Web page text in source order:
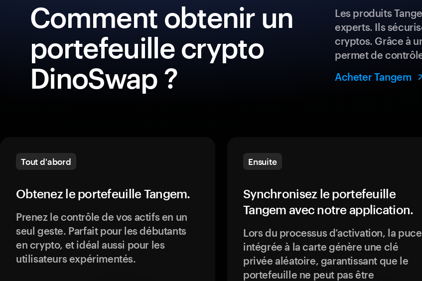
Comment obtenir un
portefeuille crypto
DinoSwap ?
Les produits
experts. Ils
cryptos. Grâce à
permet de
Acheter Tangem
Tout d'abord
Obtenez le portefeuille Tangem.
Prenez le contrôle de vos actifs en un
seul geste. Parfait pour les débutants
en crypto, et idéal aussi pour les
utilisateurs expérimentés.
Ensuite
Synchronisez le portefeuille
Tangem avec notre application.
Lors du processus d’activation, la puce
intégrée à la carte génère une clé
privée aléatoire, garantissant que le
portefeuille ne peut pas être